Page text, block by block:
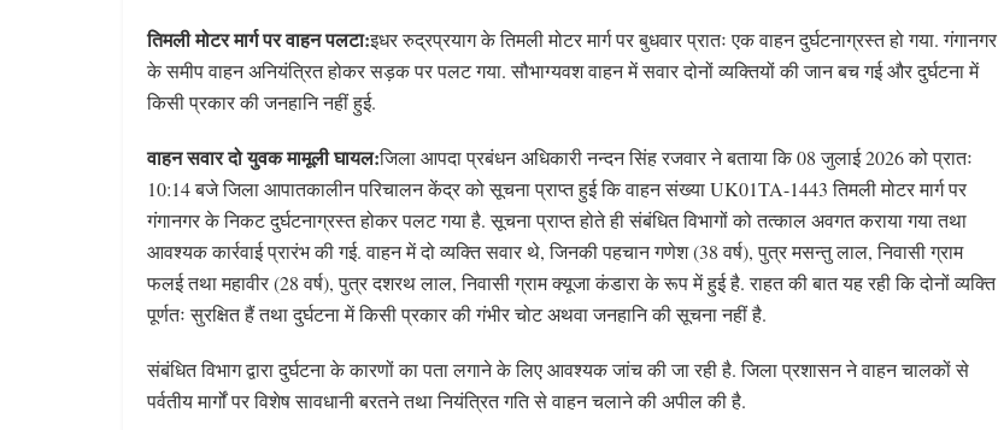
तिमली मोटर मार्ग पर वाहन पलटा:इधर रुद्रप्रयाग के तिमली मोटर मार्ग पर बुधवार प्रातः एक वाहन दुर्घटनाग्रस्त हो गया. गंगानगर
के समीप वाहन अनियंत्रित होकर सड़क पर पलट गया. सौभाग्यवश वाहन में सवार दोनों व्यक्तियों की जान बच गई और दुर्घटना में
किसी प्रकार की जनहानि नहीं हुई.
वाहन सवार दो युवक मामूली घायल:जिला आपदा प्रबंधन अधिकारी नन्दन सिंह रजवार ने बताया कि 08 जुलाई 2026 को प्रातः
10:14 बजे जिला आपातकालीन परिचालन केंद्र को सूचना प्राप्त हुई कि वाहन संख्या UK01TA-1443 तिमली मोटर मार्ग पर
गंगानगर के निकट दुर्घटनाग्रस्त होकर पलट गया है. सूचना प्राप्त होते ही संबंधित विभागों को तत्काल अवगत कराया गया तथा
आवश्यक कार्रवाई प्रारंभ की गई. वाहन में दो व्यक्ति सवार थे, जिनकी पहचान गणेश (38 वर्ष), पुत्र मसन्तु लाल, निवासी ग्राम
फलई तथा महावीर (28 वर्ष), पुत्र दशरथ लाल, निवासी ग्राम क्यूजा कंडारा के रूप में हुई है. राहत की बात यह रही कि दोनों व्यक्ति
पूर्णतः सुरक्षित हैं तथा दुर्घटना में किसी प्रकार की गंभीर चोट अथवा जनहानि की सूचना नहीं है.
संबंधित विभाग द्वारा दुर्घटना के कारणों का पता लगाने के लिए आवश्यक जांच की जा रही है. जिला प्रशासन ने वाहन चालकों से
पर्वतीय मार्गों पर विशेष सावधानी बरतने तथा नियंत्रित गति से वाहन चलाने की अपील की है.